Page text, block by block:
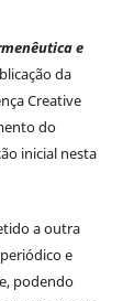
e
da
Creative
do
inicial nesta
a outra
e
podendo